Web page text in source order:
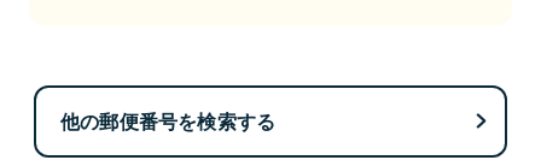
他の郵便番号を検索する